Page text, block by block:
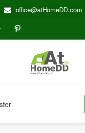
office@atHomeDD.com